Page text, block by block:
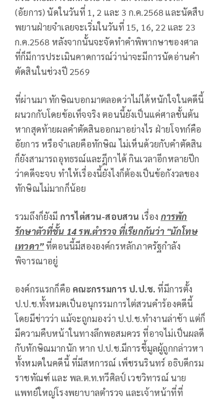
(อัยการ) นัดในวันที่ 1, 2 และ 3 ก.ค.2568 และนัดสืบ
พยานฝ่ายจำเลยจะเริ่มในวันที่ 15, 16, 22 และ 23
ก.ค.2568 หลังจากนั้นจะจัดทำคำพิพากษาของศาล
ที่ก็มีการประเมินคาดการณ์ว่าน่าจะมีการนัดอ่านคำ
ตัดสินในช่วงปี 2569
ที่ผ่านมา ทักษิณบอกมาตลอดว่าไม่ได้หนักใจในคดีนี้
ผนวกกับโดยข้อเท็จจริง ตอนนี้ยังเป็นแค่ศาลชั้นต้น
หากสุดท้ายผลคำตัดสินออกมาอย่างไร ฝ่ายโจทก์คือ
อัยการ หรือจำเลยคือทักษิณ ไม่เห็นด้วยกับคำตัดสิน
ก็ยังสามารถอุทธรณ์และฎีกาได้ กินเวลาอีกหลายปีก
ว่าคดีจะจบ ทำให้เรื่องนี้ยังไงก็ต้องเป็นข้อกังวลของ
ทักษิณไม่มากก็น้อย
รวมถึงก็ยังมี การไต่สวน-สอบสวน เรื่อง การพัก
รักษาตัวที่ชั้น 14 รพ.ตำรวจ ที่เรียกกันว่า "นักโทษ
เทวดา” ที่ตอนนี้มีสององค์กรหลักภาครัฐกำลัง
พิจารณาอยู่
องค์กรแรกก็คือ คณะกรรมการ ป.ป.ช. ที่มีการตั้ง
ป.ป.ช.ทั้งหมดเป็นอนุกรรมการไต่สวนคำร้องคดีนี้
โดยมีข่าวว่า แม้จะถูกมองว่า ป.ป.ช.ทำงานล่าช้า แต่ก็
มีความคืบหน้าในทางลึกพอสมควร ที่อาจไม่เป็นผลดี
กับทักษิณมากนัก หาก ป.ป.ช.มีการชี้มูลผู้ถูกกล่าวหา
ทั้งหมดในคดีนี้ ที่มีสหการณ์ เพ็ชรนรินทร์ อธิบดีกรม
ราชทัณฑ์ และ พล.ต.ท.ทวีศิลป์ เวชวิทารณ์ นาย
แพทย์ใหญ่โรงพยาบาลตำรวจ และเจ้าหน้าที่ที่